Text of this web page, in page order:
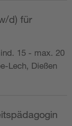
d) für
15 - max. 20
Lech, Dießen